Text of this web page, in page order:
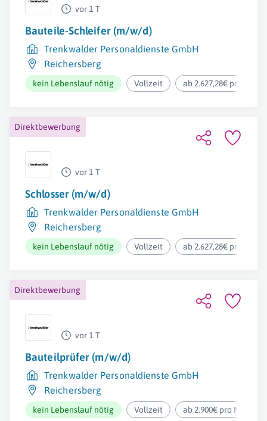
vor 1 T
Bauteile-Schleifer (m/w/d)
Trenkwalder Personaldienste GmbH
Reichersberg
kein Lebenslauf nötig Vollzeit ab 2.627,28€ pro
Direktbewerbung
vor 1 T
Schlosser (m/w/d)
Trenkwalder Personaldienste GmbH
Reichersberg
kein Lebenslauf nötig Vollzeit ab 2.627,28€ pro
Direktbewerbung
vor 1 T
Bauteilprüfer (m/w/d)
Trenkwalder Personaldienste GmbH
Reichersberg
kein Lebenslauf nötig Vollzeit ab 2.900€ pro Monat